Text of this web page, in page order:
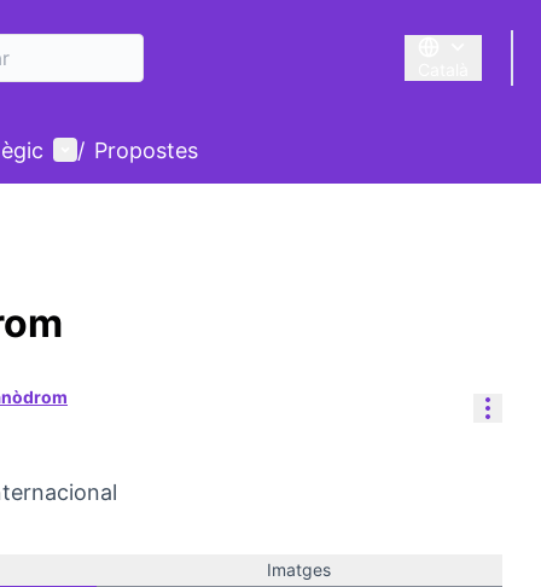
Triar la llengua
Menú d'usuari
/ Propostes
Imatges